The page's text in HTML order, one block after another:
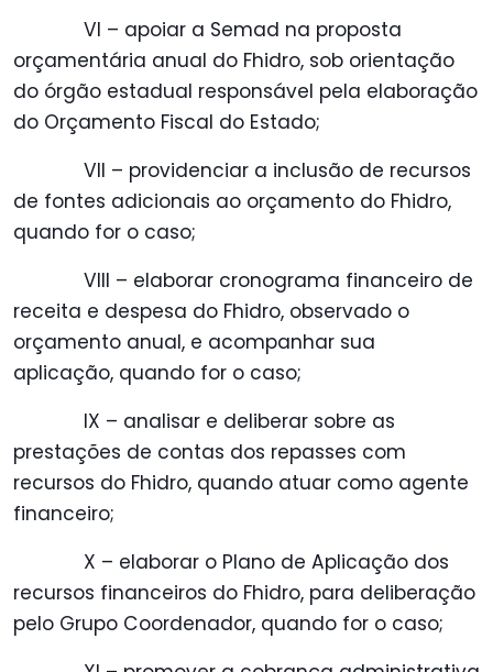
VI – apoiar a Semad na proposta
orçamentária anual do Fhidro, sob orientação
do órgão estadual responsável pela elaboração
do Orçamento Fiscal do Estado;
VII – providenciar a inclusão de recursos
de fontes adicionais ao orçamento do Fhidro,
quando for o caso;
VIII – elaborar cronograma financeiro de
receita e despesa do Fhidro, observado o
orçamento anual, e acompanhar sua
aplicação, quando for o caso;
IX – analisar e deliberar sobre as
prestações de contas dos repasses com
recursos do Fhidro, quando atuar como agente
financeiro;
X – elaborar o Plano de Aplicação dos
recursos financeiros do Fhidro, para deliberação
pelo Grupo Coordenador, quando for o caso;